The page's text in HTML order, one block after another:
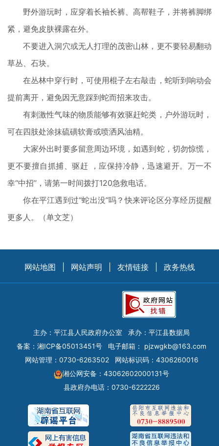
野外游玩时，应穿着长袖长裤、高帮鞋子，并将裤脚绑
紧，避免皮肤裸露在外。
不要进入洞穴或无人打理的茂密山林，更不要轻易翻动
草丛、石块。
在丛林中穿行时，可使用棍子左右敲击，蛇听到响动会
提前离开，避免因无意踩到蛇而招来攻击。
有刺激性气味的物质能够有效驱赶蛇类，户外游玩时，
可在四肢处涂抹硫磺软膏或喷洒风油精。
大家外出时要多留意周边环境，如遇到蛇，切勿惊慌，
更不要擅自抓捕、驱赶 ，应保持冷静，迅速避开。万一不
幸“中招”，请第一时间拨打120急救电话。
你在平江遇到过“蛇出没”吗？快来评论区分享经历提醒
更多人。（单文芝）
网站地图 网站声明 友情链接 政务热线
主办：平江县人民政府办公室
承办：平江县数据局
备案： 湘ICP备05013451号 电子邮箱： pjzwgkb@163.com
网站管理：0730-6263502
网站标识码：4306260016
湘公网安备：43062602000131号
县政府办电话：0730-6222226